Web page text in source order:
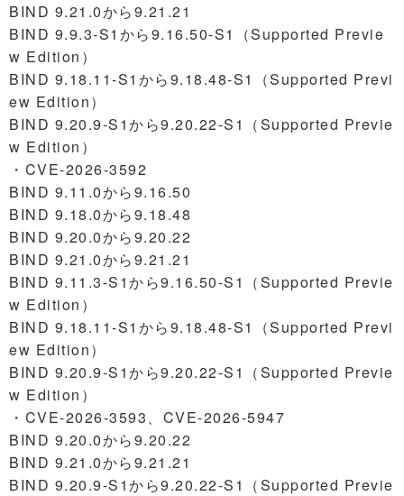
BIND 9.21.0から9.21.21
BIND 9.9.3-S1から9.16.50-S1（Supported Previe
w Edition）
BIND 9.18.11-S1から9.18.48-S1（Supported Previ
ew Edition）
BIND 9.20.9-S1から9.20.22-S1（Supported Previe
w Edition）
・CVE-2026-3592
BIND 9.11.0から9.16.50
BIND 9.18.0から9.18.48
BIND 9.20.0から9.20.22
BIND 9.21.0から9.21.21
BIND 9.11.3-S1から9.16.50-S1（Supported Previe
w Edition）
BIND 9.18.11-S1から9.18.48-S1（Supported Previ
ew Edition）
BIND 9.20.9-S1から9.20.22-S1（Supported Previe
w Edition）
・CVE-2026-3593、CVE-2026-5947
BIND 9.20.0から9.20.22
BIND 9.21.0から9.21.21
BIND 9.20.9-S1から9.20.22-S1（Supported Previe